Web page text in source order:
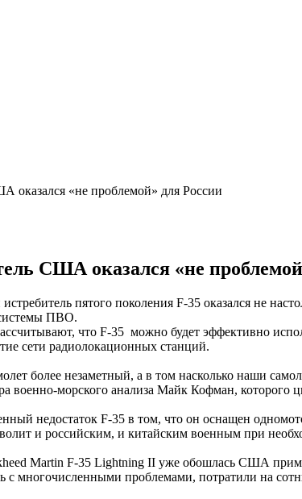
США оказался «не
пятого поколения F-35 оказался не
ПВО.
что F-35 можно будет эффективно
сети радиолокационных станций.
более незаметный, а в том насколько наши
военно-морского анализа Майк Кофман, которого
недостаток F-35 в том, что он оснащен
и российским, и китайским военным при
Martin F-35 Lightning II уже обошлась США
с многочисленными проблемами, потратили на